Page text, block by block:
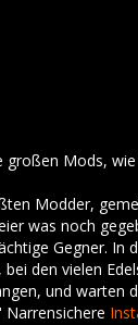
Mods,
Modder,
was noch
Gegner.
den vielen
und warten